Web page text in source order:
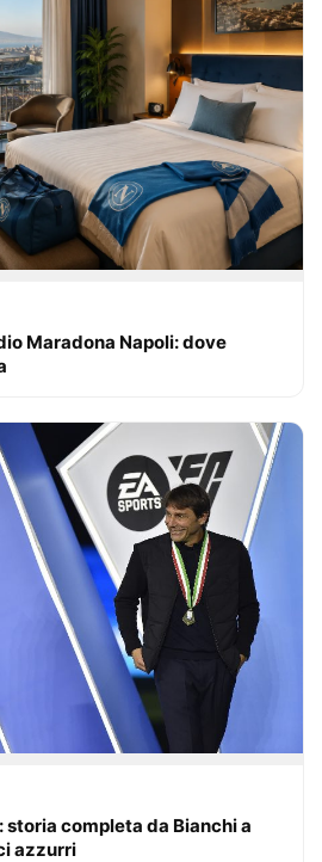
Maradona Napoli: dove
completa da Bianchi a
azzurri